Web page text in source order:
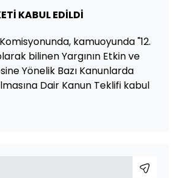
KABUL EDİLDİ
kamuoyunda "12.
bilinen Yargının Etkin ve
Yönelik Bazı Kanunlarda
Dair Kanun Teklifi kabul